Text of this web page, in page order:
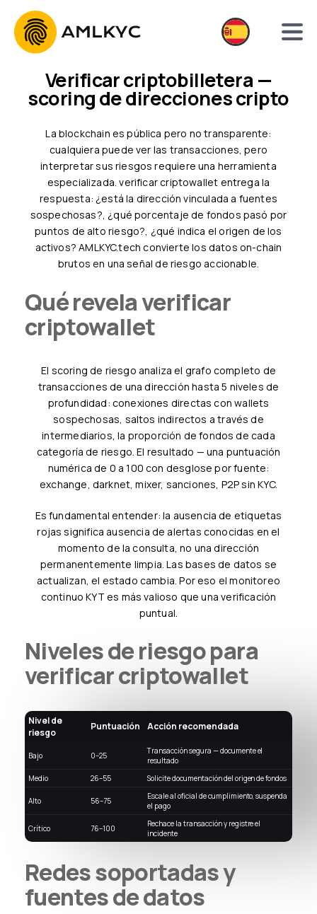
Verificar criptobilletera —
scoring de direcciones cripto
La blockchain es pública pero no transparente:
cualquiera puede ver las transacciones, pero
interpretar sus riesgos requiere una herramienta
especializada. verificar criptowallet entrega la
respuesta: ¿está la dirección vinculada a fuentes
sospechosas?, ¿qué porcentaje de fondos pasó por
puntos de alto riesgo?, ¿qué indica el origen de los
activos? AMLKYC.tech convierte los datos on-chain
brutos en una señal de riesgo accionable.
Qué revela verificar
criptowallet
El scoring de riesgo analiza el grafo completo de
transacciones de una dirección hasta 5 niveles de
profundidad: conexiones directas con wallets
sospechosas, saltos indirectos a través de
intermediarios, la proporción de fondos de cada
categoría de riesgo. El resultado — una puntuación
numérica de 0 a 100 con desglose por fuente:
exchange, darknet, mixer, sanciones, P2P sin KYC.
Es fundamental entender: la ausencia de etiquetas
rojas significa ausencia de alertas conocidas en el
momento de la consulta, no una dirección
permanentemente limpia. Las bases de datos se
actualizan, el estado cambia. Por eso el monitoreo
continuo KYT es más valioso que una verificación
puntual.
Niveles de riesgo para
verificar criptowallet
Nivel de
riesgo
Puntuación Acción recomendada
Bajo 0–25
Transacción segura — documente el
resultado
Medio
26–55 Solicite documentación del origen de fondos
Alto 56–75
Escale al oficial de cumplimiento, suspenda
el pago
Crítico 76–100
Rechace la transacción y registre el
incidente
Redes soportadas y
fuentes de datos